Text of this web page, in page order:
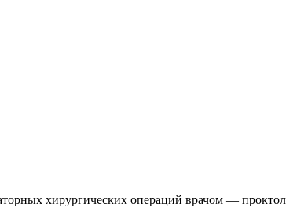
хирургических операций врачом —